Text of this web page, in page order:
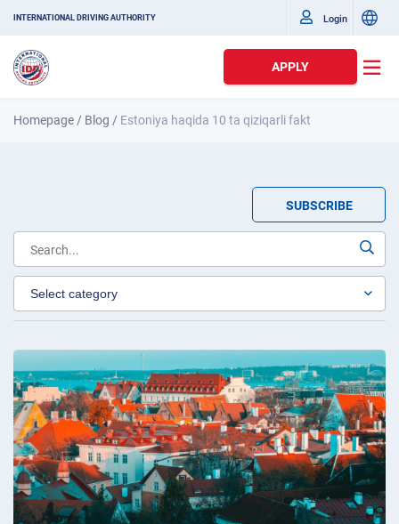
INTERNATIONAL DRIVING AUTHORITY Login
APPLY
Homepage / Blog / Estoniya haqida 10 ta qiziqarli fakt
SUBSCRIBE